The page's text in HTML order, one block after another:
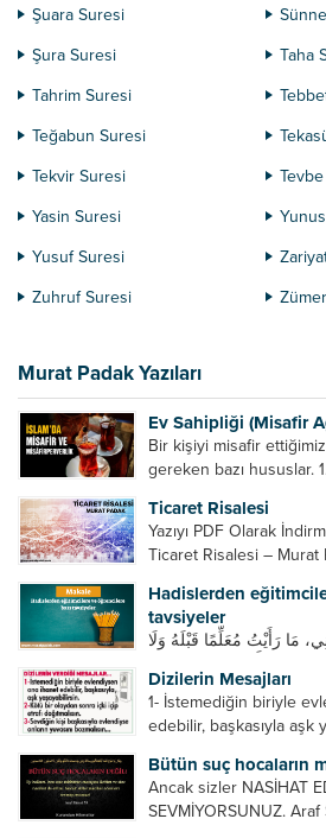
Şuara Suresi
Şura Suresi
Taha
Tahrim Suresi
Teğabun Suresi
Tekvir Suresi
Yasin Suresi
Yusuf Suresi
Zuhruf Suresi
Murat Padak Yazıları
Ev Sahipliği (Misafir
Bir kişiyi misafir
gereken bazı hususlar.
önce, bir hafta önce
Ticaret Risalesi
Yazıyı PDF Olarak
Ticaret Risalesi – Murat
ticaret yapmaktır.
yapmıştır. Hz. Hatice...
Hadislerden
tavsiyeler
مَا رَأَيْتُ مُعَلِّمًا قَبْلَهُ وَلَا
ve sellem beni dövmedi,
sövmedi. Ben ne ondan
Dizilerin Mesajları
1- İstemediğin biriyle
edebilir, başkasıyla aşk
Sevdiğin kişi başkasıyla
yuvasını bozmalısın. 4-
Bütün suç hocaların
Ancak sizler NASİHAT
SEVMİYORSUNUZ.